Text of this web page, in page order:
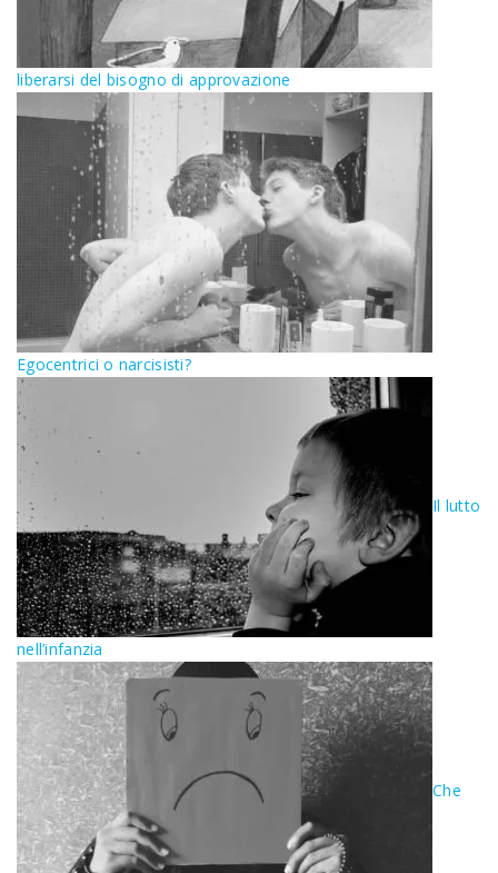
liberarsi del bisogno di approvazione
Egocentrici o narcisisti?
Il lutto
nell’infanzia
Che